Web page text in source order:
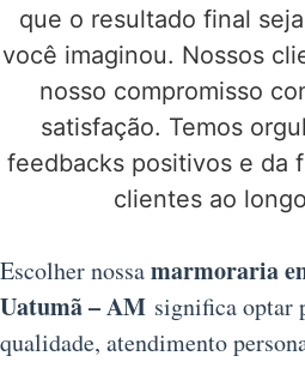
que o resultado final
você imaginou. Nossos
nosso compromisso
satisfação. Temos
feedbacks positivos e da
clientes ao
Escolher nossamarmoraria
Uatumã – AM significa optar
qualidade, atendimento